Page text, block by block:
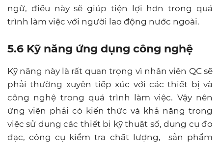
ngữ, điều này sẽ giúp tiện lợi hơn trong quá
trình làm việc với người lao động nước ngoài.
5.6 Kỹ năng ứng dụng công nghệ
Kỹ năng này là rất quan trọng vì nhân viên QC sẽ
phải thường xuyên tiếp xúc với các thiết bị và
công nghệ trong quá trình làm việc. Vậy nên
ứng viên phải có kiến thức và khả năng trong
việc sử dụng các thiết bị kỹ thuật số, dụng cụ đo
đạc, công cụ kiểm tra chất lượng, sản phẩm